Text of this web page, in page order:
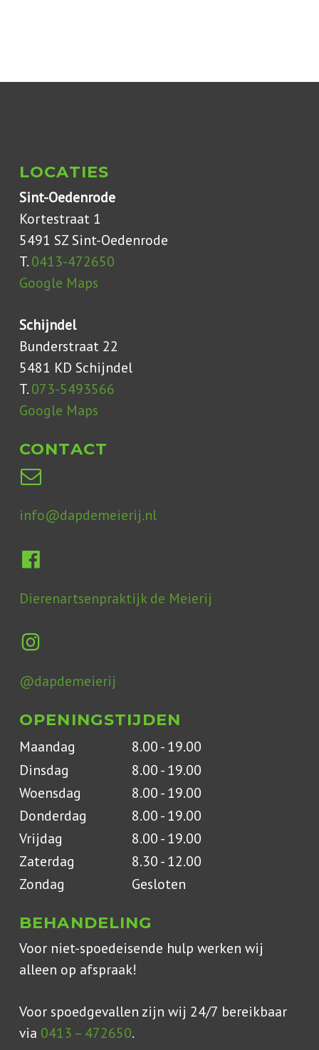
LOCATIES
Sint-Oedenrode
Kortestraat 1
5491 SZ Sint-Oedenrode
T. 0413-472650
Google Maps
Schijndel
Bunderstraat 22
5481 KD Schijndel
T. 073-5493566
Google Maps
CONTACT
info@dapdemeierij.nl
Dierenartsenpraktijk de Meierij
@dapdemeierij
OPENINGSTIJDEN
Maandag
8.00 - 19.00
Dinsdag
8.00 - 19.00
Woensdag
8.00 - 19.00
Donderdag
8.00 - 19.00
Vrijdag
8.00 - 19.00
Zaterdag
8.30 - 12.00
Zondag
Gesloten
BEHANDELING
Voor niet-spoedeisende hulp werken wij
alleen op afspraak!
Voor spoedgevallen zijn wij 24/7 bereikbaar
via 0413 – 472650.